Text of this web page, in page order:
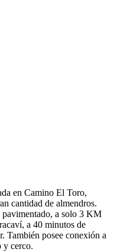
en Camino El Toro,
cantidad de almendros.
pavimentado, a solo 3 KM
a 40 minutos de
También posee conexión a
y cerco.